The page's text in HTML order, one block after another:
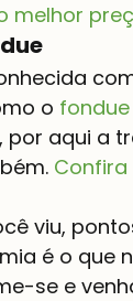
melhor
o fondue
por aqui a
Confira
viu,
é o que
se e